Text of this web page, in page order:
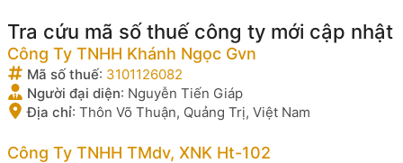
Tra cứu mã số thuế công ty mới cập nhật
Công Ty TNHH Khánh Ngọc Gvn
Mã số thuế: 3101126082
Người đại diện: Nguyễn Tiến Giáp
Địa chỉ: Thôn Võ Thuận, Quảng Trị, Việt Nam
Công Ty TNHH TMdv, XNK Ht-102